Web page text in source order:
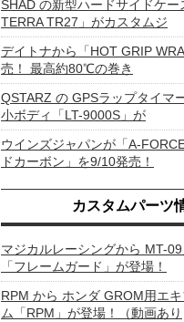
SHAD の新型ハードサイドケー
TERRA TR27」がカスタムジ
デイトナから「HOT GRIP
売！ 最高約80℃の巻き
QSTARZ の GPSラップタイマ
小ボディ「LT-9000S」が
ウインズジャパンが「A-
ドカーボン」を9/10発売！
カスタムパーツ
マジカルレーシングから MT-
「フレームガード」が登場！
RPM から ホンダ GROM用エ
ム「RPM」が登場！（動画あり